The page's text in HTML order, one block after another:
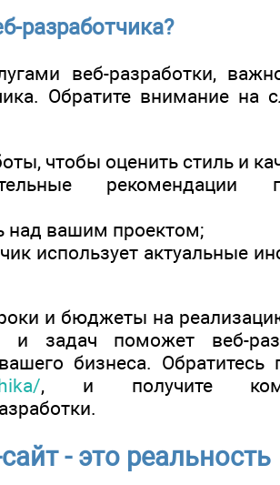
разработчика?
веб-разработки,
Обратите внимание на
чтобы оценить стиль и
рекомендации
над вашим проектом;
использует актуальные
и бюджеты на
задач поможет веб-
бизнеса. Обратитесь
, и получите
- это реальность